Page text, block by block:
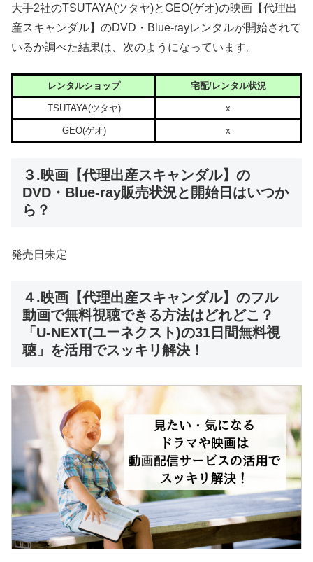
大手2社のTSUTAYA(ツタヤ)とGEO(ゲオ)の映画【代理出
産スキャンダル】のDVD・Blue-rayレンタルが開始されて
いるか調べた結果は、次のようになっています。
レンタルショップ 宅配/レンタル状況
TSUTAYA(ツタヤ) x
GEO(ゲオ) x
３.映画【代理出産スキャンダル】の
DVD・Blue-ray販売状況と開始日はいつか
ら？
発売日未定
４.映画【代理出産スキャンダル】のフル
動画で無料視聴できる方法はどれどこ？
「U-NEXT(ユーネクスト)の31日間無料視
聴」を活用でスッキリ解決！